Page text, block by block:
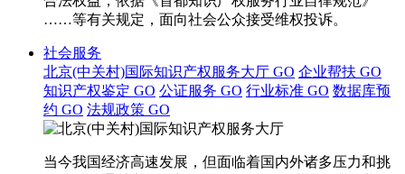
……等有关规定，面向社会公众接受维权投诉。
社会服务
北京(中关村)国际知识产权服务大厅 GO 企业帮扶 GO
知识产权鉴定 GO 公证服务 GO 行业标准 GO 数据库预
约 GO 法规政策 GO
当今我国经济高速发展，但面临着国内外诸多压力和挑